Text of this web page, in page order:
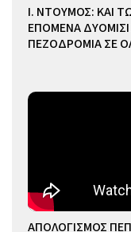
Ι. ΝΤΟΥΜΟΣ: ΚΑΙ
ΕΠΟΜΕΝΑ
ΠΕΖΟΔΡΟΜΙΑ ΣΕ
ΑΠΟΛΟΓΙΣΜΟΣ